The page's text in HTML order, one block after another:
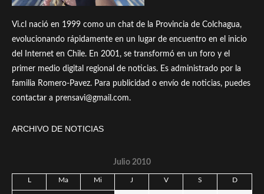
Vi.cl nació en 1999 como un chat de la Provincia de Colchagua,
evolucionando rápidamente en un lugar de encuentro en el inicio
del Internet en Chile. En 2001, se transformó en un foro y el
primer medio digital regional de noticias. Es administrado por la
familia Romero-Pavez. Para publicidad o envío de noticias, puedes
contactar a prensavi@gmail.com.
ARCHIVO DE NOTICIAS
Julio 2010
L Ma Mi J V S D